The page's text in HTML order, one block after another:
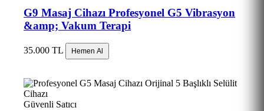
G9 Masaj Cihazı Profesyonel G5 Vibrasyon
&amp; Vakum Terapi
35.000 TL Hemen Al
Güvenli Satıcı